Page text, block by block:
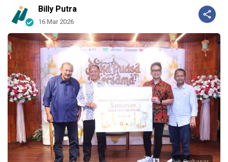
Billy Putra
16 Mar 2026